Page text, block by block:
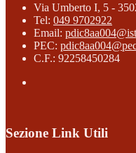
Via Umberto I, 5 -
Tel: 049 9702922
Email:
PEC:
C.F.: 92258450284
Sezione Link Utili